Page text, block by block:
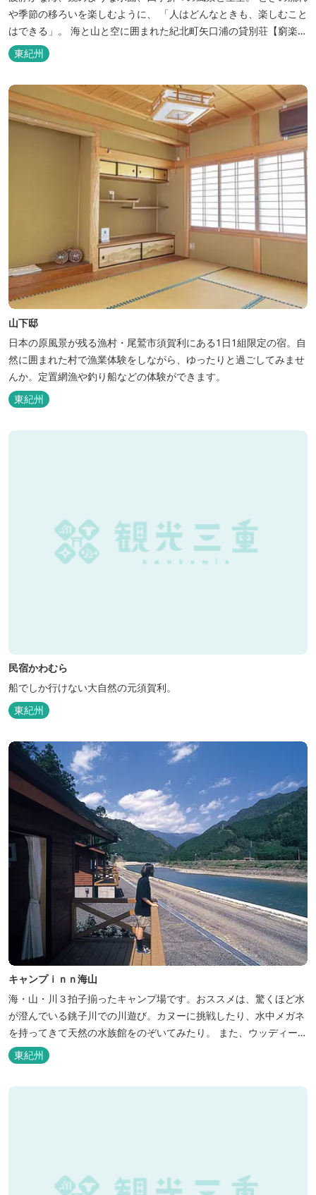
や季節の移ろいを楽しむように、 「人はどんなときも、楽しむこと
はできる」。 海と山と空に囲まれた紀北町矢口浦の貸別荘【窮楽通
楽】。 中国古典『荘子』の一節「窮亦楽、通亦楽」から名づけまし
た。 いつでも気軽にご利用ください。
東紀州
山下邸
日本の原風景が残る漁村・尾鷲市須賀利にある1日1組限定の宿。自
然に囲まれた村で漁業体験をしながら、ゆったりと過ごしてみませ
んか。定置網漁や釣り船などの体験ができます。
東紀州
民宿かわむら
船でしか行けない大自然の元須賀利。
東紀州
キャンプｉｎｎ海山
海・山・川３拍子揃ったキャンプ場です。おススメは、驚くほど水
が澄んでいる銚子川での川遊び。カヌーに挑戦したり、水中メガネ
を持ってきて天然の水族館をのぞいてみたり。 また、ウッディーク
ラフト教室やストーンクラフト教室など各種イベントも盛りだくさ
ん。森林浴を楽しんだり、一日中遊び、ゆったりできます。 紀北町
の海の幸をふんだんに使った海鮮・焼肉バーベキュー。家族で，グ
東紀州